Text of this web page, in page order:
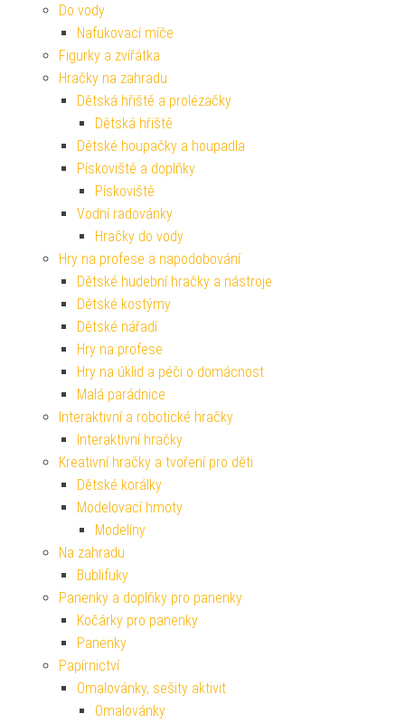
Do vody
Nafukovací míče
Figurky a zvířátka
Hračky na zahradu
Dětská hřiště a prolézačky
Dětská hřiště
Dětské houpačky a houpadla
Pískoviště a doplňky
Pískoviště
Vodní radovánky
Hračky do vody
Hry na profese a napodobování
Dětské hudební hračky a nástroje
Dětské kostýmy
Dětské nářadí
Hry na profese
Hry na úklid a péči o domácnost
Malá parádnice
Interaktivní a robotické hračky
Interaktivní hračky
Kreativní hračky a tvoření pro děti
Dětské korálky
Modelovací hmoty
Modelíny
Na zahradu
Bublifuky
Panenky a doplňky pro panenky
Kočárky pro panenky
Panenky
Papírnictví
Omalovánky, sešity aktivit
Omalovánky